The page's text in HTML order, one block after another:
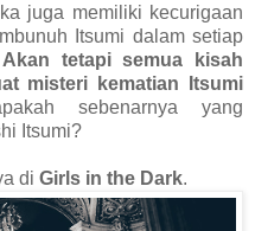
juga memiliki kecurigaan
Itsumi dalam setiap
Akan tetapi semua kisah
misteri kematian Itsumi
sebenarnya yang
Itsumi?
di Girls in the Dark.